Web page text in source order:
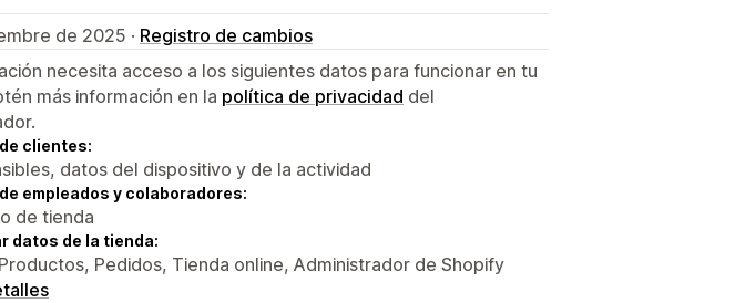
de 2025 · Registro de cambios
necesita acceso a los siguientes datos para funcionar en tu
más información en la política de privacidad del
clientes:
datos del dispositivo y de la actividad
empleados y colaboradores:
de tienda
datos de la tienda:
Pedidos, Tienda online, Administrador de Shopify